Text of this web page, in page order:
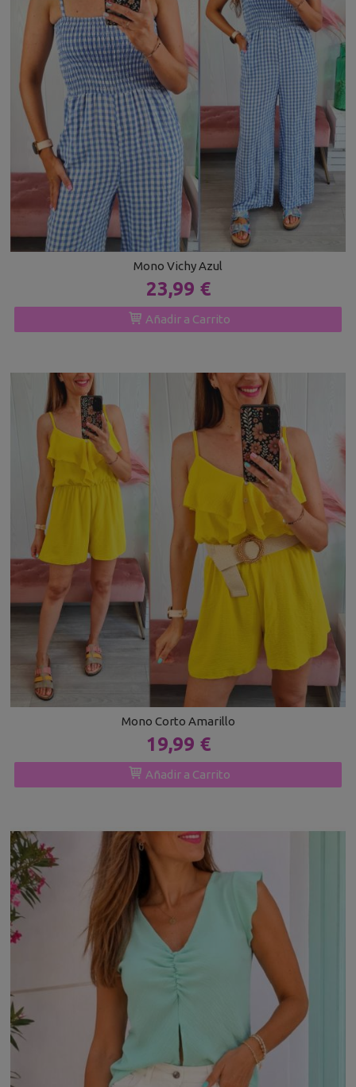
Mono Vichy Azul
23,99 €
Añadir a Carrito
Mono Corto Amarillo
19,99 €
Añadir a Carrito